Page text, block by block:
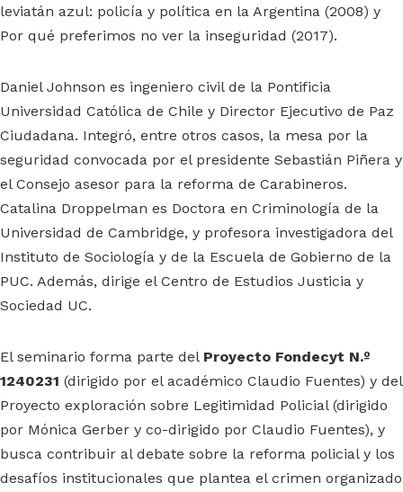
leviatán azul: policía y política en la Argentina (2008) y
Por qué preferimos no ver la inseguridad (2017).
Daniel Johnson es ingeniero civil de la Pontificia
Universidad Católica de Chile y Director Ejecutivo de Paz
Ciudadana. Integró, entre otros casos, la mesa por la
seguridad convocada por el presidente Sebastián Piñera y
el Consejo asesor para la reforma de Carabineros.
Catalina Droppelman es Doctora en Criminología de la
Universidad de Cambridge, y profesora investigadora del
Instituto de Sociología y de la Escuela de Gobierno de la
PUC. Además, dirige el Centro de Estudios Justicia y
Sociedad UC.
El seminario forma parte del Proyecto Fondecyt N.º
1240231 (dirigido por el académico Claudio Fuentes) y del
Proyecto exploración sobre Legitimidad Policial (dirigido
por Mónica Gerber y co-dirigido por Claudio Fuentes), y
busca contribuir al debate sobre la reforma policial y los
desafíos institucionales que plantea el crimen organizado